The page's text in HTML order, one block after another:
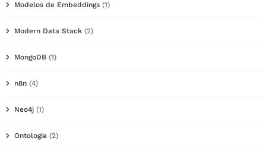
Modelos de Embeddings (1)
Modern Data Stack (2)
MongoDB (1)
n8n (4)
Neo4j (1)
Ontologia (2)